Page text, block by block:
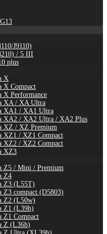
J9110)
/ 5 III
plus
X
X Compact
X Performance
XA / XA Ultra
XA1 / XA1 Ultra
XA2 / XA2 Ultra / XA2 Plus
XZ / XZ Premium
XZ1 / XZ1 Compact
XZ2 / XZ2 Compact
XZ3
Z5 / Mini / Premium
Z4
Z3 (L55T)
Z3 compact (D5803)
Z2 (L50w)
Z1 (L39h)
Z1 Compact
Z (L36h)